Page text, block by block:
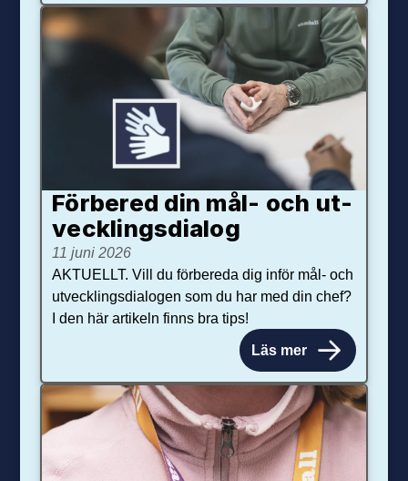
Förbered din mål- och ut­
veck­lings­dialog
11 juni 2026
AKTUELLT. Vill du förbereda dig inför mål- och
utvecklingsdialogen som du har med din chef?
I den här artikeln finns bra tips!
Läs mer